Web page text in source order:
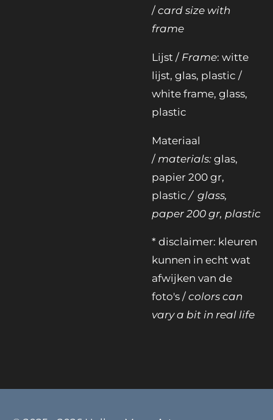
/ card size with
frame
Lijst / Frame: witte
lijst, glas, plastic /
white frame, glass,
plastic
Materiaal
/ materials: glas,
papier 200 gr,
plastic / glass,
paper 200 gr, plastic
* disclaimer: kleuren
kunnen in echt wat
afwijken van de
foto's / colors can
vary a bit in real life